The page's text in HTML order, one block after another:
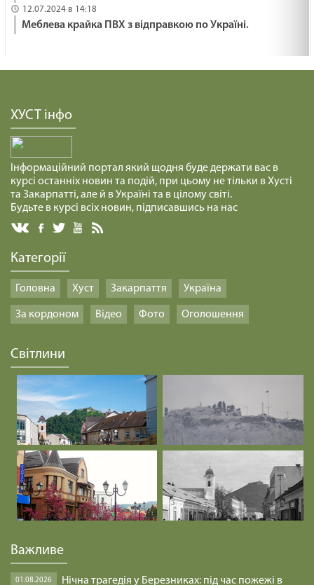
12.07.2024 в 14:18
Меблева крайка ПВХ з відправкою по Україні.
ХУСТ інфо
Інформаційний портал який щодня буде держати вас в
курсі останніх новин та подій, при цьому не тільки в Хусті
та Закарпатті, але й в Україні та в цілому світі.
Будьте в курсі всіх новин, підписавшись на нас
Категорії
Головна Хуст Закарпаття Україна
За кордоном Відео Фото Оголошення
Світлини
Важливе
01.08.2026 Нічна трагедія у Березниках: під час пожежі в